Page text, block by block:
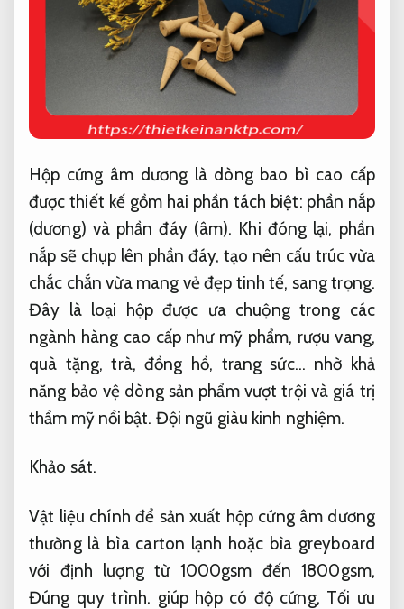
Hộp cứng âm dương là dòng bao bì cao cấp
được thiết kế gồm hai phần tách biệt: phần nắp
(dương) và phần đáy (âm). Khi đóng lại, phần
nắp sẽ chụp lên phần đáy, tạo nên cấu trúc vừa
chắc chắn vừa mang vẻ đẹp tinh tế, sang trọng.
Đây là loại hộp được ưa chuộng trong các
ngành hàng cao cấp như mỹ phẩm, rượu vang,
quà tặng, trà, đồng hồ, trang sức… nhờ khả
năng bảo vệ dòng sản phẩm vượt trội và giá trị
thẩm mỹ nổi bật. Đội ngũ giàu kinh nghiệm.
Khảo sát.
Vật liệu chính để sản xuất hộp cứng âm dương
thường là bìa carton lạnh hoặc bìa greyboard
với định lượng từ 1000gsm đến 1800gsm,
Đúng quy trình. giúp hộp có độ cứng, Tối ưu